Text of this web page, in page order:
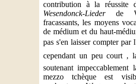
contribution à la réussite
Wesendonck-Liederde
fracassants, les moyens
de médium et du haut-
pas s'en laisser compter par
cependant un peu court ,
soutenant
mezzo tchèque est